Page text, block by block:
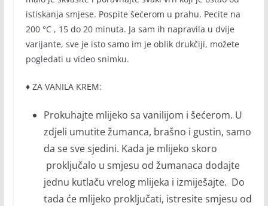
istiskanja smjese. Pospite šećerom u prahu. Pecite na
200 °C , 15 do 20 minuta. Ja sam ih napravila u dvije
varijante, sve je isto samo im je oblik drukčiji, možete
pogledati u video snimku.
♦ ZA VANILA KREM:
Prokuhajte mlijeko sa vanilijom i šećerom. U
zdjeli umutite žumanca, brašno i gustin, samo
da se sve sjedini. Kada je mlijeko skoro
proključalo u smjesu od žumanaca dodajte
jednu kutlaču vrelog mlijeka i izmiješajte. Do
tada će mlijeko proključati, istresite smjesu od